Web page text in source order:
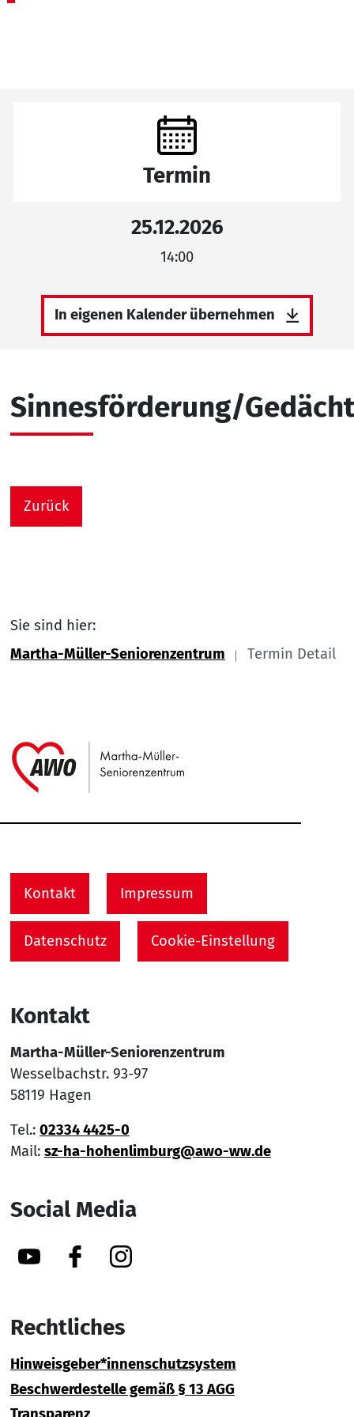
Sinnesförderung/
Termin
25.12.2026
14:00
In eigenen Kalender übernehmen
Zurück
Sie sind hier:
Martha-Müller-Seniorenzentrum
Termin Detail
Kontakt Impressum
Datenschutz Cookie-Einstellung
Kontakt
Martha-Müller-Seniorenzentrum
Wesselbachstr. 93-97
58119 Hagen
Tel.: 02334 4425-0
Mail: sz-ha-hohenlimburg@awo-ww.de
Social Media
YouTube FacebookInstagram
Rechtliches
Hinweisgeber*innenschutzsystem
Beschwerdestelle gemäß § 13 AGG